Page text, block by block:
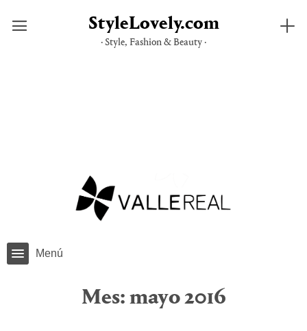
StyleLovely.com
· Style, Fashion & Beauty ·
Menú
Mes: mayo 2016